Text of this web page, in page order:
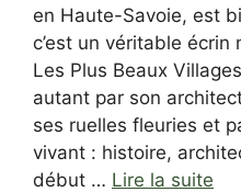
en Haute-Savoie, est
c’est un véritable
Les Plus Beaux
autant par son
ses ruelles fleuries et
vivant : histoire,
début … Lire la suite